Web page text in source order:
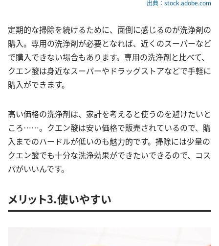
出典：stock.adobe.com
定期的な掃除を続けるために、面倒に感じるのが洗浄剤の
購入。専用の洗浄剤が必要となれば、近くのスーパーなど
で購入できない場合もあります。専用の洗浄剤と比べて、
クエン酸は身近なスーパーやドラッグストアなどで手軽に
購入ができます。
高い価格の洗浄剤は、家計を考えると使うのを避けたいと
ころ……。クエン酸は安い価格で販売されているので、購
入までのハードルが低いのも魅力的です。掃除には少量の
クエン酸でも十分な洗浄効果ができたいできるので、コス
パがいいんです。
メリット3.使いやすい